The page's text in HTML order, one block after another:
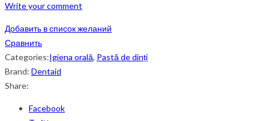
Write your comment
Добавить в список желаний
Сравнить
Categories:Igiena orală, Pastă de dinți
Brand: Dentaid
Share:
Facebook